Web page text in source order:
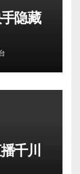
隐藏
千川